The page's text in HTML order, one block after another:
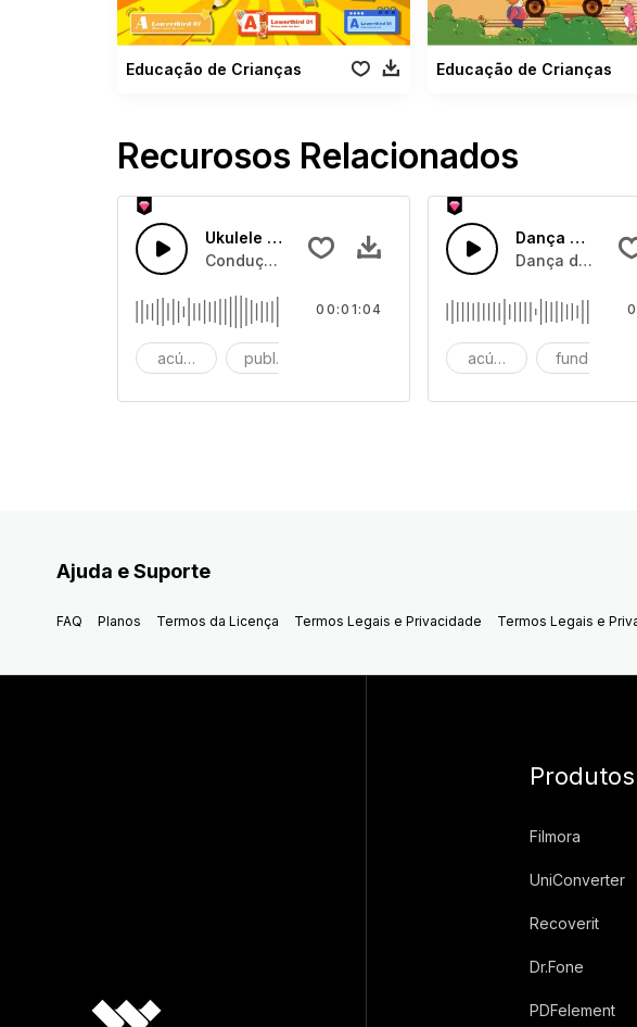
Educação de Crianças Educação de Crianças
Recurosos Relacionados
Ukulele alegre
Condução de ukulele divertido e alergre com baixo e
acústico publicidade
00:01:04
Dança a Três
Dança de trio
acústico fundo
Ajuda e Suporte
FAQ Planos Termos da Licença Termos Legais e Privacidade Termos Legais e
Filmora
UniConverter
Recoverit
Dr.Fone
PDFelement